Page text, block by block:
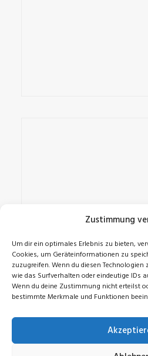
Zustimmung
Um dir ein optimales Erlebnis zu bieten,
Cookies, um Geräteinformationen zu
zuzugreifen. Wenn du diesen
wie das Surfverhalten oder eindeutige IDs
Wenn du deine Zustimmung nicht erteilst
bestimmte Merkmale und Funktionen